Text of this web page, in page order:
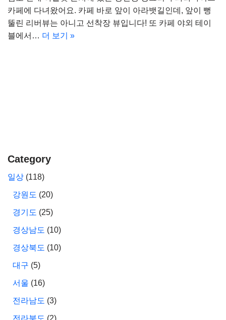
카페에 다녀왔어요. 카페 바로 앞이 아라뱃길인데, 앞이 뻥
뚤린 리버뷰는 아니고 선착장 뷰입니다! 또 카페 야외 테이
블에서… 더 보기 »
Category
일상 (118)
강원도 (20)
경기도 (25)
경상남도 (10)
경상북도 (10)
대구 (5)
서울 (16)
전라남도 (3)
전라북도 (2)